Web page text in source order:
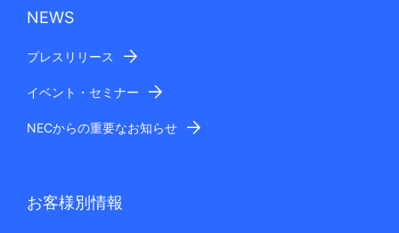
NEWS
プレスリリース
イベント・セミナー
NECからの重要なお知らせ
お客様別情報